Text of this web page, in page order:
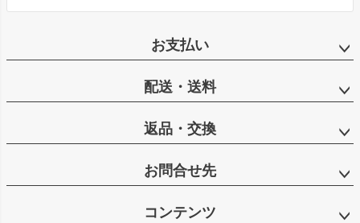
お支払い
配送・送料
返品・交換
お問合せ先
コンテンツ